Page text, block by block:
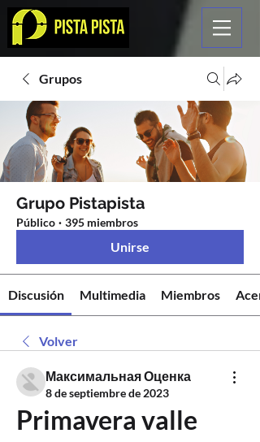
Grupos
Grupo Pistapista
Público · 395 miembros
Unirse
Discusión Multimedia Miembros
Volver
Максимальная Оценка
8 de septiembre de 2023
Primavera valle